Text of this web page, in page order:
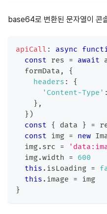
base64로 변환된 문자열이 콘
apiCall : async
const res = await
  formData
,
{
headers :
{
'Content-Type' :
} ,
} )
const
{ data } =
const img = new
  img
. src =
  img
.width =
600
this . isLoading =
this . image = img
}